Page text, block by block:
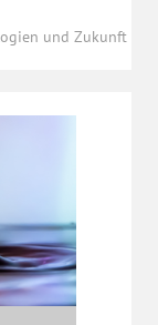
und Zukunft